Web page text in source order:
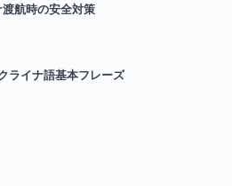
航時の安全対策
ライナ語基本フレーズ